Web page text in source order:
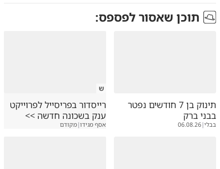
תוכן שאסור לפספס:
תינוק בן 7 חודשים נפטר
בבני ברק
בבלי|
06.08.26
ש
רייסדור בפריסייל לפרוייקט
ענק בשכונה חדשה >>
אסף מגידו|מקודם